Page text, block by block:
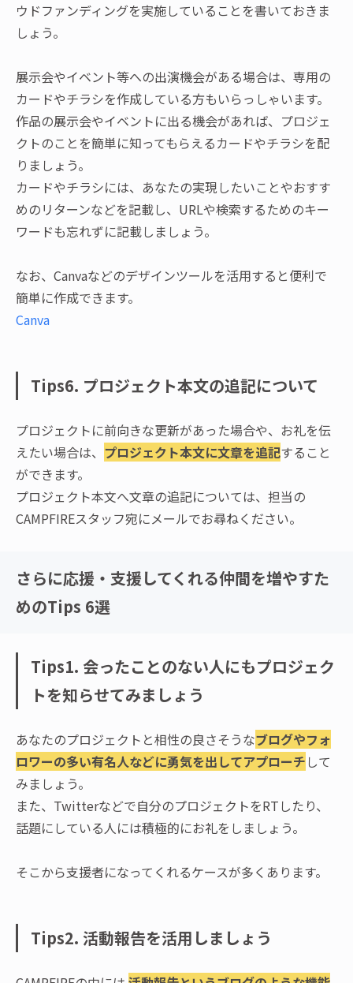
ウドファンディングを実施していることを書いておきま
しょう。
展示会やイベント等への出演機会がある場合は、専用の
カードやチラシを作成している方もいらっしゃいます。
作品の展示会やイベントに出る機会があれば、プロジェ
クトのことを簡単に知ってもらえるカードやチラシを配
りましょう。
カードやチラシには、あなたの実現したいことやおすす
めのリターンなどを記載し、URLや検索するためのキー
ワードも忘れずに記載しましょう。
なお、Canvaなどのデザインツールを活用すると便利で
簡単に作成できます。
Canva
Tips6. プロジェクト本文の追記について
プロジェクトに前向きな更新があった場合や、お礼を伝
えたい場合は、 プロジェクト本文に文章を追記すること
ができます。
プロジェクト本文へ文章の追記については、担当の
CAMPFIREスタッフ宛にメールでお尋ねください。
さらに応援・支援してくれる仲間を増やすた
めのTips 6選
Tips1. 会ったことのない人にもプロジェク
トを知らせてみましょう
あなたのプロジェクトと相性の良さそうなブログやフォ
ロワーの多い有名人などに勇気を出してアプローチ して
みましょう。
また、Twitterなどで自分のプロジェクトをRTしたり、
話題にしている人には積極的にお礼をしましょう。
そこから支援者になってくれるケースが多くあります。
Tips2. 活動報告を活用しましょう